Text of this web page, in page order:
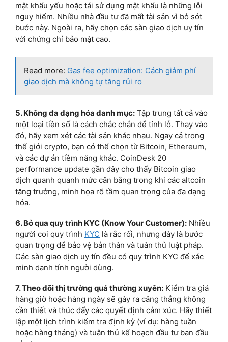
mật khẩu yếu hoặc tái sử dụng mật khẩu là những lỗi
nguy hiểm. Nhiều nhà đầu tư đã mất tài sản vì bỏ sót
bước này. Ngoài ra, hãy chọn các sàn giao dịch uy tín
với chứng chỉ bảo mật cao.
Read more: Gas fee optimization: Cách giảm phí
giao dịch mà không tự tăng rủi ro
5. Không đa dạng hóa danh mục: Tập trung tất cả vào
một loại tiền số là cách chắc chắn để tính lỗ. Thay vào
đó, hãy xem xét các tài sản khác nhau. Ngay cả trong
thế giới crypto, bạn có thể chọn từ Bitcoin, Ethereum,
và các dự án tiềm năng khác. CoinDesk 20
performance update gần đây cho thấy Bitcoin giao
dịch quanh quanh mức cân bằng trong khi các altcoin
tăng trưởng, minh họa rõ tầm quan trọng của đa dạng
hóa.
6. Bỏ qua quy trình KYC (Know Your Customer): Nhiều
người coi quy trình KYC là rắc rối, nhưng đây là bước
quan trọng để bảo vệ bản thân và tuân thủ luật pháp.
Các sàn giao dịch uy tín đều có quy trình KYC để xác
minh danh tính người dùng.
7. Theo dõi thị trường quá thường xuyên: Kiểm tra giá
hàng giờ hoặc hàng ngày sẽ gây ra căng thẳng không
cần thiết và thúc đẩy các quyết định cảm xúc. Hãy thiết
lập một lịch trình kiểm tra định kỳ (ví dụ: hàng tuần
hoặc hàng tháng) và tuân thủ kế hoạch đầu tư ban đầu